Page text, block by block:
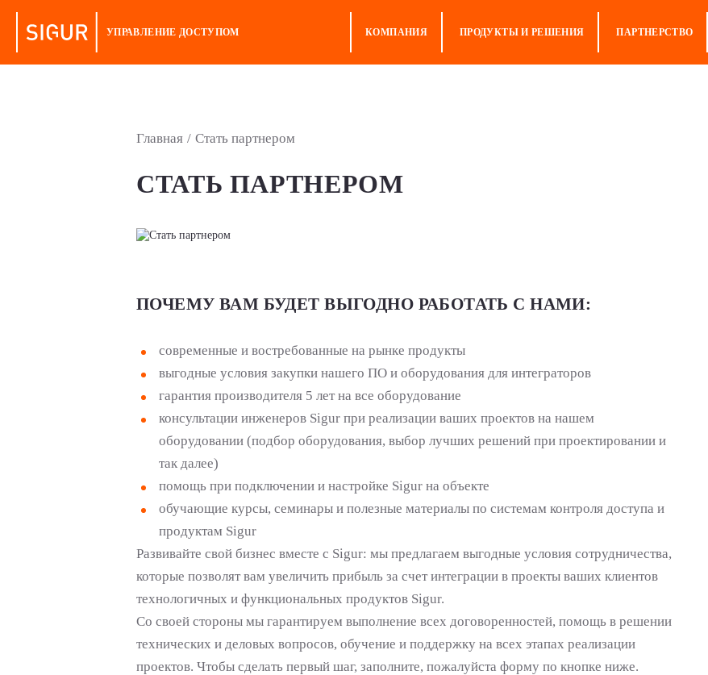
УПРАВЛЕНИЕ ДОСТУПОМ КОМПАНИЯ ПРОДУКТЫ И РЕШЕНИЯ ПАРТНЕРСТВО
Главная / Стать партнером
СТАТЬ ПАРТНЕРОМ
ПОЧЕМУ ВАМ БУДЕТ ВЫГОДНО РАБОТАТЬ С НАМИ:
современные и востребованные на рынке продукты
выгодные условия закупки нашего ПО и оборудования для интеграторов
гарантия производителя 5 лет на все оборудование
консультации инженеров Sigur при реализации ваших проектов на нашем
оборудовании (подбор оборудования, выбор лучших решений при проектировании и
так далее)
помощь при подключении и настройке Sigur на объекте
обучающие курсы, семинары и полезные материалы по системам контроля доступа и
продуктам Sigur
Развивайте свой бизнес вместе с Sigur: мы предлагаем выгодные условия сотрудничества,
которые позволят вам увеличить прибыль за счет интеграции в проекты ваших клиентов
технологичных и функциональных продуктов Sigur.
Со своей стороны мы гарантируем выполнение всех договоренностей, помощь в решении
технических и деловых вопросов, обучение и поддержку на всех этапах реализации
проектов. Чтобы сделать первый шаг, заполните, пожалуйста форму по кнопке ниже.